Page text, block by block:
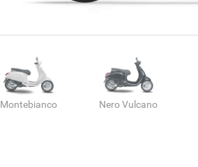
Montebianco Nero Vulcano